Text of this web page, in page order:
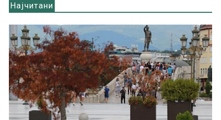
Најчитани